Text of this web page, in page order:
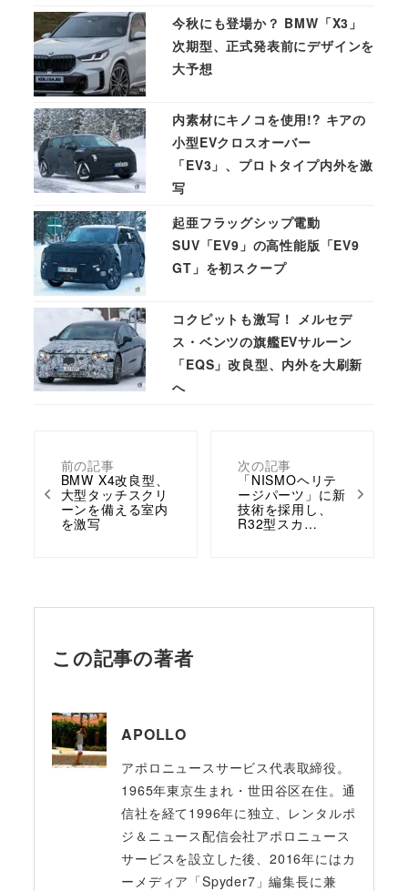
前の記事
BMW X4改良型、
大型タッチスクリ
ーンを備える室内
を激写
次の記事
「NISMOヘリテ
ージパーツ」に新
技術を採用し、
R32型スカ…
今秋にも登場か？ BMW「X3」
次期型、正式発表前にデザインを
大予想
内素材にキノコを使用!? キアの
小型EVクロスオーバー
「EV3」、プロトタイプ内外を激
写
起亜フラッグシップ電動
SUV「EV9」の高性能版「EV9
GT」を初スクープ
コクピットも激写！ メルセデ
ス・ベンツの旗艦EVサルーン
「EQS」改良型、内外を大刷新
へ
この記事の著者
APOLLO
アポロニュースサービス代表取締役。
1965年東京生まれ・世田谷区在住。通
信社を経て1996年に独立、レンタルポ
ジ＆ニュース配信会社アポロニュース
サービスを設立した後、2016年にはカ
ーメディア「Spyder7」編集長に兼